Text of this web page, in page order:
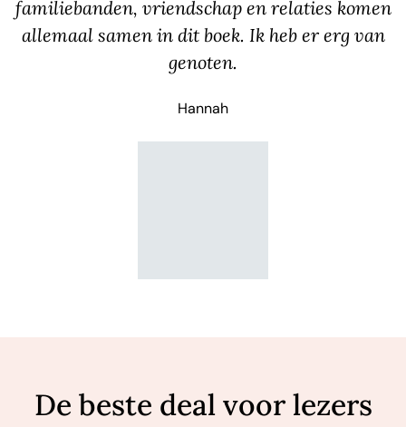
familiebanden, vriendschap en relaties komen
allemaal samen in dit boek. Ik heb er erg van
genoten.
Hannah
De beste deal voor lezers